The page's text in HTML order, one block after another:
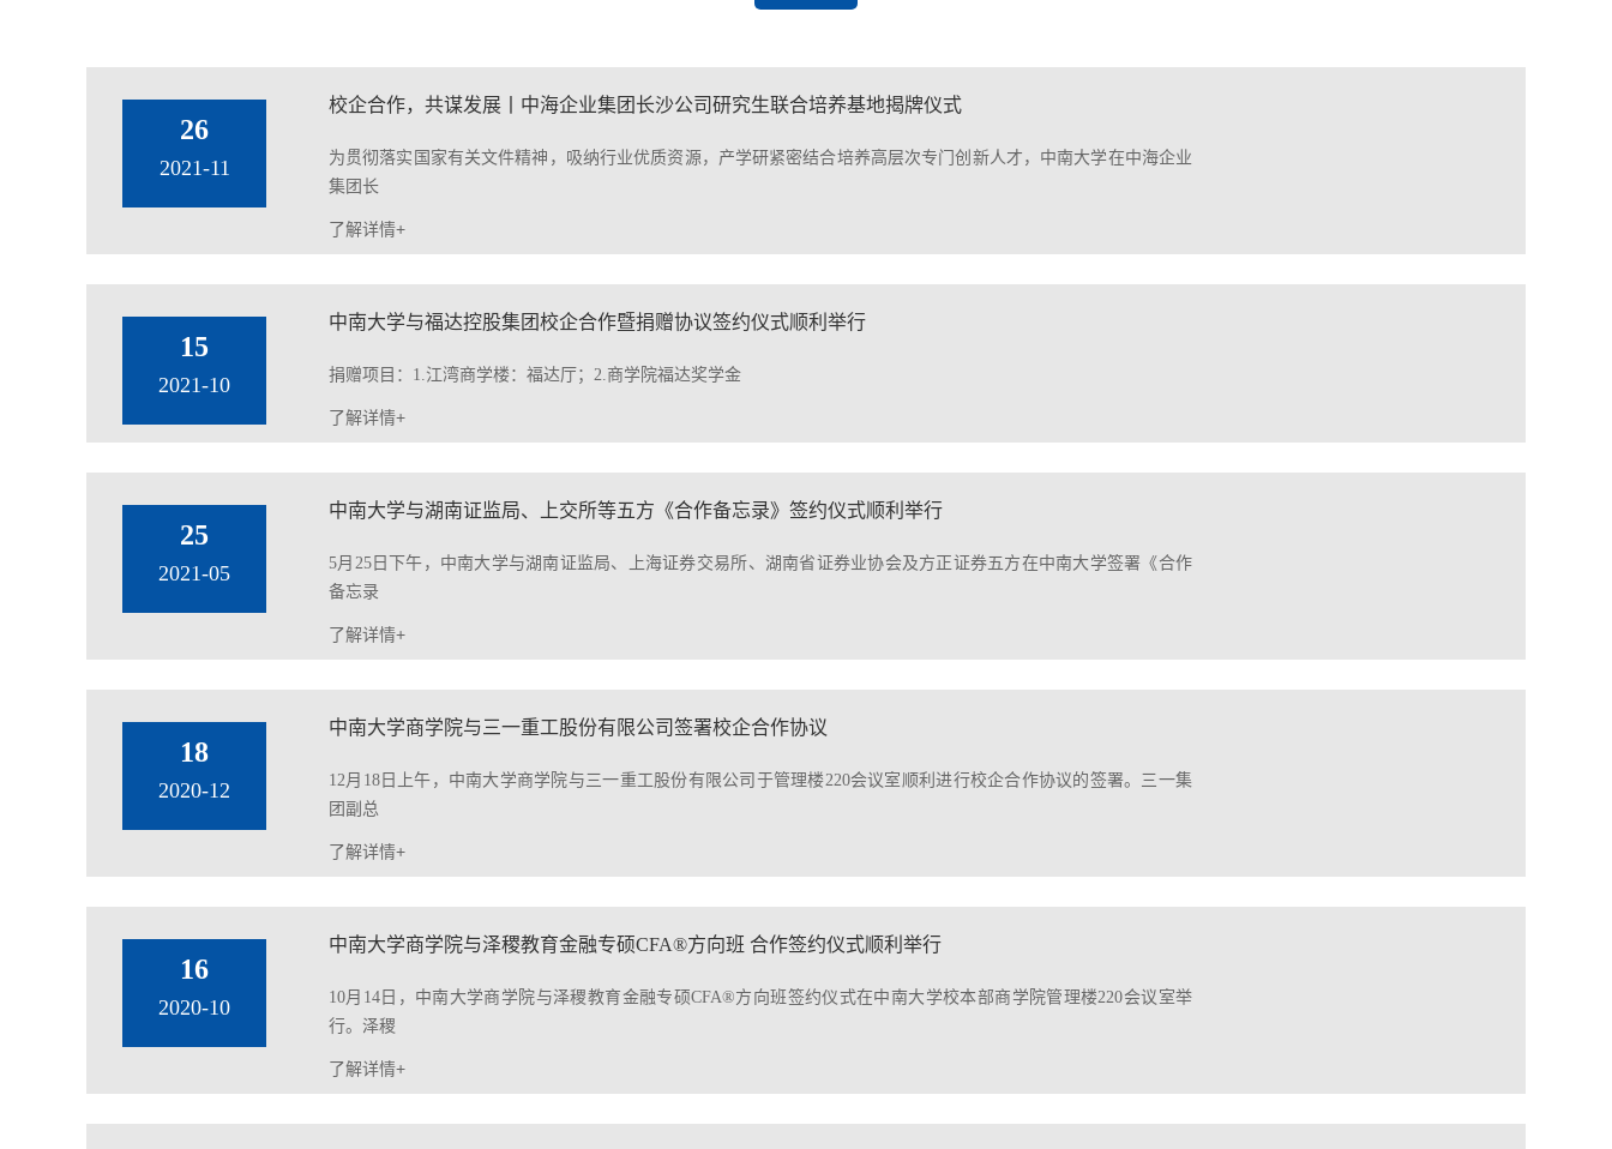
26
2021-11
校企合作，共谋发展丨中海企业集团长沙公司研究生联合培养基地揭牌仪式
为贯彻落实国家有关文件精神，吸纳行业优质资源，产学研紧密结合培养高层次专门创新人才，中南大学在中海企业
集团长
了解详情+
15
2021-10
中南大学与福达控股集团校企合作暨捐赠协议签约仪式顺利举行
捐赠项目：1.江湾商学楼：福达厅；2.商学院福达奖学金
了解详情+
25
2021-05
中南大学与湖南证监局、上交​所等五方《合作备忘录》签约仪式顺利举行
5月25日下午，中南大学与湖南证监局、上海证券交易所、湖南省证券业协会及方正证券五方在中南大学签署《合作
备忘录
了解详情+
18
2020-12
中南大学商学院与三一重工股份有限公司签署校企合作协议
12月18日上午，中南大学商学院与三一重工股份有限公司于管理楼220会议室顺利进行校企合作协议的签署。三一集
团副总
了解详情+
16
2020-10
中南大学商学院与泽稷教育金融专硕CFA®方向班 合作签约仪式顺利举行
10月14日，中南大学商学院与泽稷教育金融专硕CFA®方向班签约仪式在中南大学校本部商学院管理楼220会议室举
行。泽稷
了解详情+